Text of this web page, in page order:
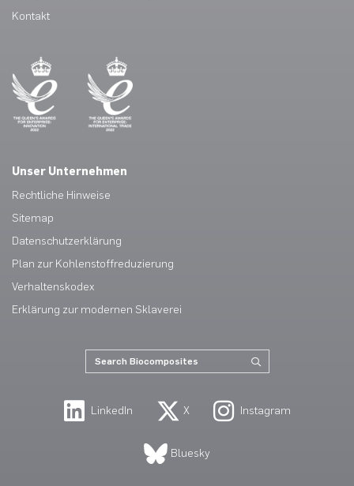
Kontakt
Unser Unternehmen
Rechtliche Hinweise
Sitemap
Datenschutzerklärung
Plan zur Kohlenstoffreduzierung
Verhaltenskodex
Erklärung zur modernen Sklaverei
LinkedIn X Instagram
Bluesky